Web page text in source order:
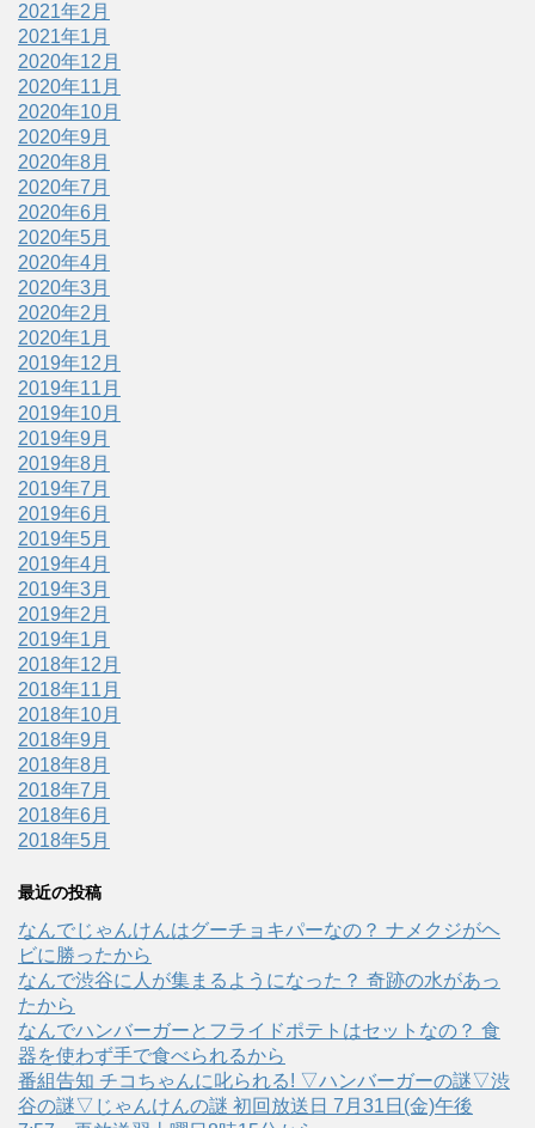
2021年2月
2021年1月
2020年12月
2020年11月
2020年10月
2020年9月
2020年8月
2020年7月
2020年6月
2020年5月
2020年4月
2020年3月
2020年2月
2020年1月
2019年12月
2019年11月
2019年10月
2019年9月
2019年8月
2019年7月
2019年6月
2019年5月
2019年4月
2019年3月
2019年2月
2019年1月
2018年12月
2018年11月
2018年10月
2018年9月
2018年8月
2018年7月
2018年6月
2018年5月
最近の投稿
なんでじゃんけんはグーチョキパーなの？ ナメクジがヘ
ビに勝ったから
なんで渋谷に人が集まるようになった？ 奇跡の水があっ
たから
なんでハンバーガーとフライドポテトはセットなの？ 食
器を使わず手で食べられるから
番組告知 チコちゃんに叱られる! ▽ハンバーガーの謎▽渋
谷の謎▽じゃんけんの謎 初回放送日 7月31日(金)午後